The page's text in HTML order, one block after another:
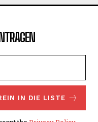
IN DIE LISTE